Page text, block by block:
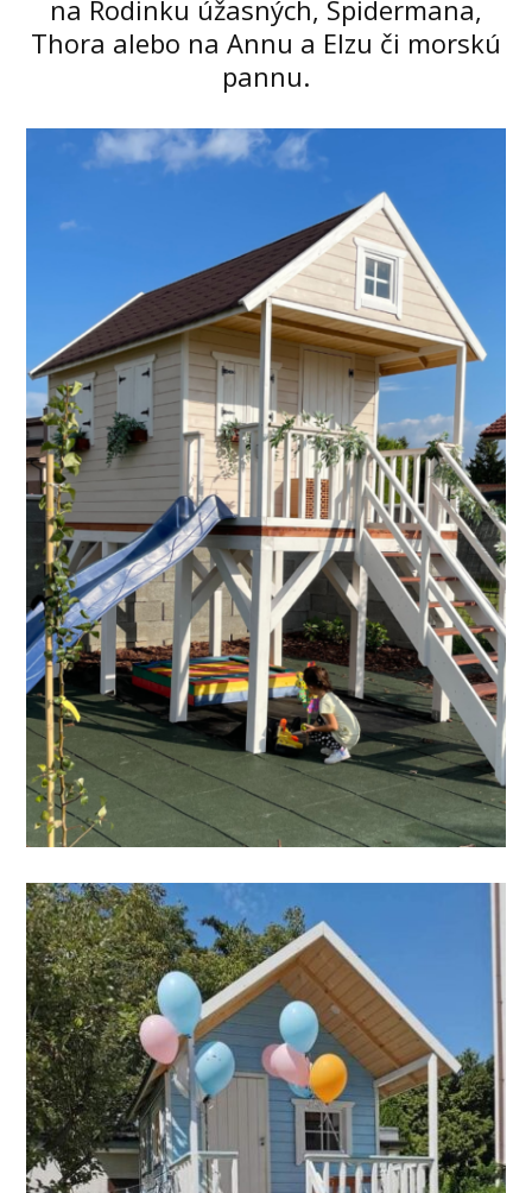
na Rodinku úžasných, Spidermana,
Thora alebo na Annu a Elzu či morskú
pannu.